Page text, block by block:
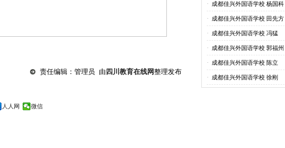
责任编辑：管理员 由 四川教育在线网整理发布
人人网 微信
· 成都佳兴外国语学校 杨国科
· 成都佳兴外国语学校 田先方
· 成都佳兴外国语学校 冯猛
· 成都佳兴外国语学校 郭福州
· 成都佳兴外国语学校 陈立
· 成都佳兴外国语学校 徐刚